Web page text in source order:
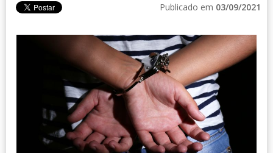
Publicado em 03/09/2021